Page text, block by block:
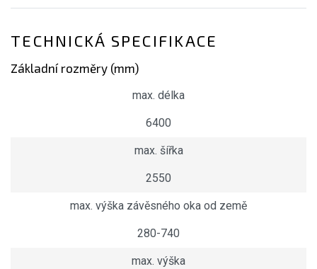
TECHNICKÁ SPECIFIKACE
Základní rozměry (mm)
max. délka
6400
max. šířka
2550
max. výška závěsného oka od země
280-740
max. výška